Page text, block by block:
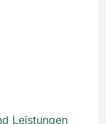
Leistungen